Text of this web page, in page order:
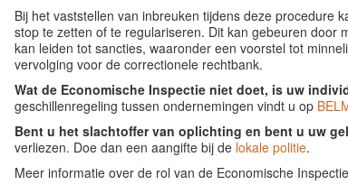
Bij het vaststellen van inbreuken tijdens deze procedure
stop te zetten of te regulariseren. Dit kan gebeuren door
kan leiden tot sancties, waaronder een voorstel tot
vervolging voor de correctionele rechtbank.
Wat de Economische Inspectie niet doet, is uw
geschillenregeling tussen ondernemingen vindt u op
Bent u het slachtoffer van oplichting en bent u uw
verliezen. Doe dan een aangifte bij de lokale politie.
Meer informatie over de rol van de Economische